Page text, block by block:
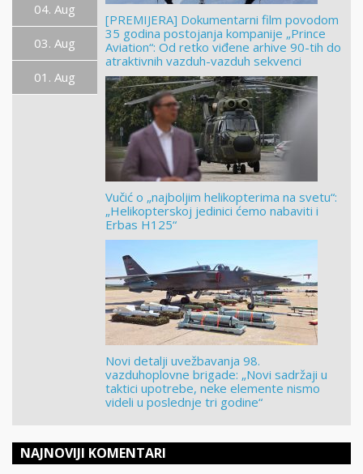
04. Aug
03. Aug
01. Aug
[PREMIJERA] Dokumentarni film povodom
35 godina postojanja kompanije „Prince
Aviation“: Od retko viđene arhive 90-tih do
atraktivnih vazduh-vazduh sekvenci
Vučić o „najboljim helikopterima na svetu“:
„Helikopterskoj jedinici ćemo nabaviti i
Erbas H125“
Novi detalji uvežbavanja 98.
vazduhoplovne brigade: „Novi sadržaji u
taktici upotrebe, neke elemente nismo
videli u poslednje tri godine“
NAJNOVIJI KOMENTARI